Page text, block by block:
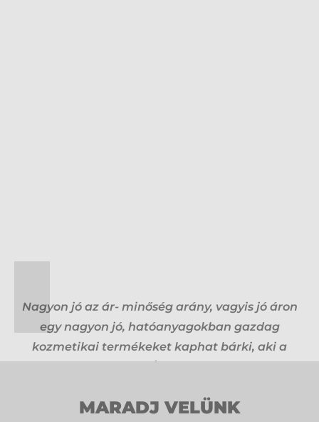
Nagyon jó az ár- minőség arány, vagyis jó áron
egy nagyon jó, hatóanyagokban gazdag
kozmetikai termékeket kaphat bárki, aki a
MARADJ VELÜNK